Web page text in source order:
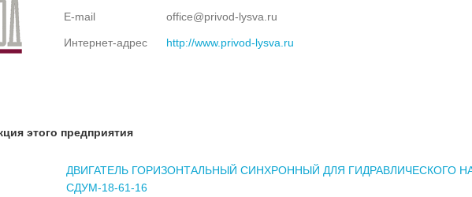
E-mail office@privod-lysva.ru
Интернет-адрес http://www.privod-lysva.ru
этого предприятия
ДВИГАТЕЛЬ ГОРИЗОНТАЛЬНЫЙ СИНХРОННЫЙ ДЛЯ ГИДРАВЛИЧЕСКОГО
СДУМ-18-61-16